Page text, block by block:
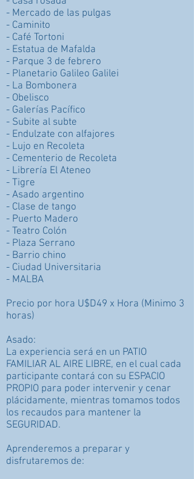
- Mercado de las pulgas
- Caminito
- Café Tortoni
- Estatua de Mafalda
- Parque 3 de febrero
- Planetario Galileo Galilei
- La Bombonera
- Obelisco
- Galerías Pacífico
- Subite al subte
- Endulzate con alfajores
- Lujo en Recoleta
- Cementerio de Recoleta
- Librería El Ateneo
- Tigre
- Asado argentino
- Clase de tango
- Puerto Madero
- Teatro Colón
- Plaza Serrano
- Barrio chino
- Ciudad Universitaria
- MALBA
Precio por hora U$D49 x Hora (Minimo 3
horas)
Asado:
La experiencia será en un PATIO
FAMILIAR AL AIRE LIBRE, en el cual cada
participante contará con su ESPACIO
PROPIO para poder intervenir y cenar
plácidamente, mientras tomamos todos
los recaudos para mantener la
SEGURIDAD.
Aprenderemos a preparar y
disfrutaremos de: